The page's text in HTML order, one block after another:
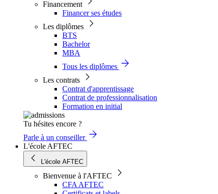
Financement
Financer ses études
Les diplômes
BTS
Bachelor
MBA
Tous les diplômes
Les contrats
Contrat d'apprentissage
Contrat de professionnalisation
Formation en initial
Tu hésites encore ?
Parle à un conseiller
L'école AFTEC
L'école AFTEC
Bienvenue à l'AFTEC
CFA AFTEC